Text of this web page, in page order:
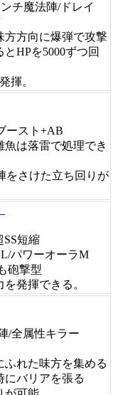
チ魔法陣/ドレイ
方方向に爆弾で攻撃
HPを5000ずつ回
揮。
ースト+AB
は落雷で処理でき
をさけた立ち回りが
短縮
パワーオーラM
砲撃型
発揮できる。
/全属性キラー
ふれた味方を集める
にバリアを張る